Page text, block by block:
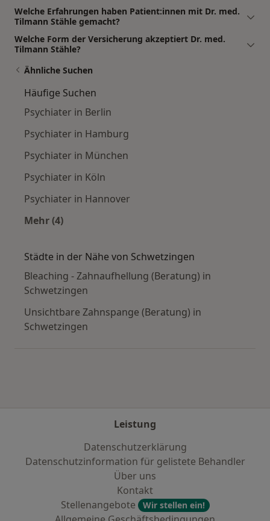
Welche Erfahrungen haben Patient:innen mit Dr. med.
Tilmann Stähle gemacht?
Welche Form der Versicherung akzeptiert Dr. med.
Tilmann Stähle?
Ähnliche Suchen
Häufige Suchen
Psychiater in Berlin
Psychiater in Hamburg
Psychiater in München
Psychiater in Köln
Psychiater in Hannover
Mehr (4)
Städte in der Nähe von Schwetzingen
Bleaching - Zahnaufhellung (Beratung) in
Schwetzingen
Unsichtbare Zahnspange (Beratung) in
Schwetzingen
Leistung
Datenschutzerklärung
Datenschutzinformation für gelistete Behandler
Über uns
Kontakt
Stellenangebote
Wir stellen ein!